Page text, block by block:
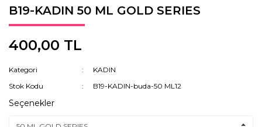
B19-KADIN 50 ML GOLD SERIES
400,00 TL
Kategori
KADIN
Stok Kodu
B19-KADIN-buda-50 ML12
Seçenekler